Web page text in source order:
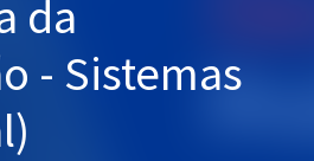
da
- Sistemas